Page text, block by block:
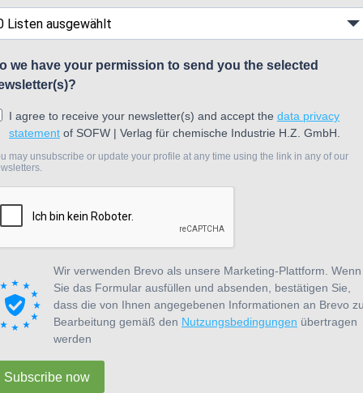
Listen ausgewählt
we have your permission to send you the selected
I agree to receive your newsletter(s) and accept the data privacy
statement of SOFW | Verlag für chemische Industrie H.Z. GmbH.
may unsubscribe or update your profile at any time using the link in any of our
Wir verwenden Brevo als unsere Marketing-Plattform. Wenn
Sie das Formular ausfüllen und absenden, bestätigen Sie,
dass die von Ihnen angegebenen Informationen an Brevo
Bearbeitung gemäß den Nutzungsbedingungen übertragen
werden
Subscribe now